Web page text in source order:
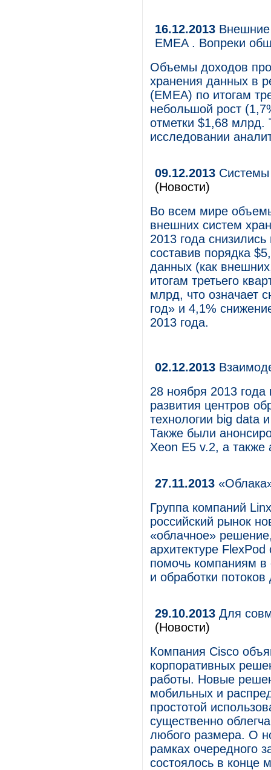
16.12.2013 Внешние
EMEA . Вопреки
Объемы доходов
хранения данных в
(EMEA) по итогам
небольшой рост
отметки $1,68 млрд.
исследовании
09.12.2013
(Новости)
Во всем мире
внешних систем
2013 года
составив порядка
данных (как
итогам третьего
млрд, что означает
год» и 4,1%
2013 года.
02.12.2013
28 ноября 2013 года
развития центров
технологии big data
Также были
Xeon E5 v.2, а
27.11.2013
Группа компаний
российский рынок
«облачное»
архитектуре
помочь компаниям в
и обработки
29.10.2013 Для
(Новости)
Компания Cisco
корпоративных
работы. Новые
мобильных и
простотой
существенно
любого размера. О
рамках очередного
состоялось в конце